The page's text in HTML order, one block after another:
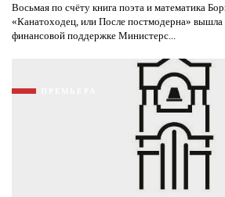
Восьмая по счёту книга поэта и математика
«Канатоходец, или После постмодерна» вышла
финансовой поддержке Министерс...